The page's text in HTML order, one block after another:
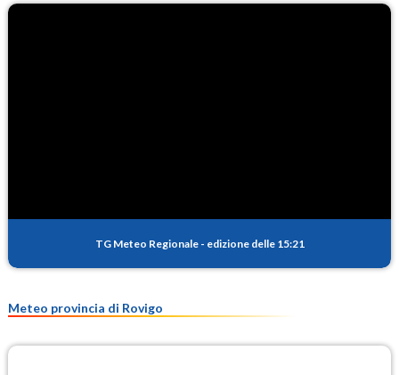
TG Meteo Regionale - edizione delle 15:21
Meteo provincia di Rovigo